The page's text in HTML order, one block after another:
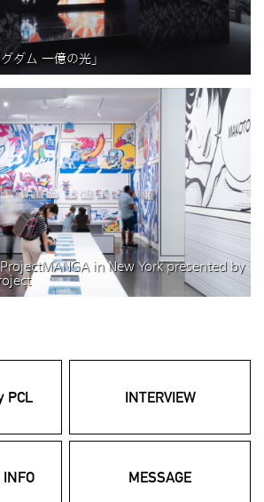
ダム 一億の光」
in New York presented by
PCL INTERVIEW
INFO MESSAGE